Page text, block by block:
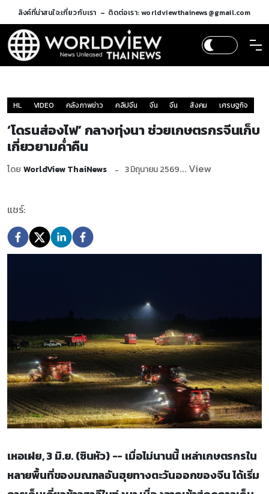
ลิงค์ที่น่าสนใจ:เกี่ยวกับเรา ติดต่อเรา: worldviewthainews@gmail.com
HL VIDEO คลังภาพข่าว คลิปจีน จีน จีน สังคม เศรษฐกิจ
‘โดรนส่องไฟ’ กลางทุ่งนา ช่วยเกษตรกรจีนเก็บ
เกี่ยวยามค่ำคืน
โดย WorldView ThaiNews 3 มิถุนายน 2569... View
แชร์:
เหอเฝย, 3 มิ.ย. (ซินหัว) -- เมื่อไม่นานนี้ เหล่าเกษตรกรใน
หลายพื้นที่ของมณฑลอันฮุยทางตะวันออกของจีน ได้เริ่ม